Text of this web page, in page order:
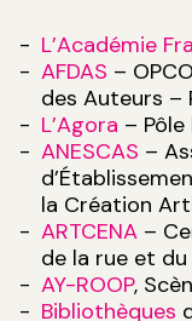
L’Académie
AFDAS –
des Auteurs –
L’Agora –
ANESCAS –
la Création
ARTCENA –
de la rue et
AY-ROOP,
Bibliothèques